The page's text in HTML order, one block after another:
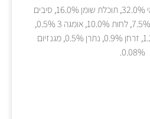
חלבון גולמי 32.0%, תוכלת שומן 16.0%, סיבים
גולמיים 1.5%, אפר גולמי 7.5%, לחות 10.0%, אומגה 3 0.5%,
אומגה 6 2.0%, סידן 1.2%, זרחן 0.9%, נתרן 0.5%, מגנזיום
0.08%.